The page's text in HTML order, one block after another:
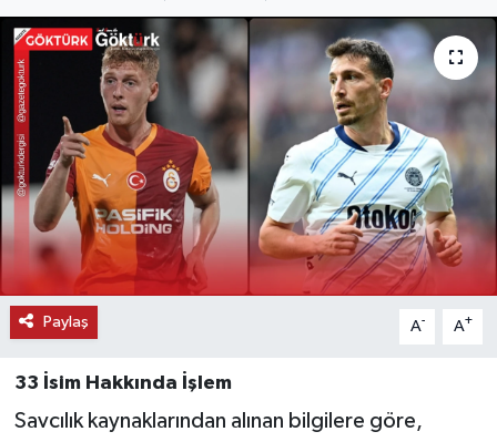
Paylaş A- A+
33 İsim Hakkında İşlem
Savcılık kaynaklarından alınan bilgilere göre,
ÖZEL HABER
SAĞLIK
SPOR
TEKNOLOJİ
TİCARET
YAŞAM